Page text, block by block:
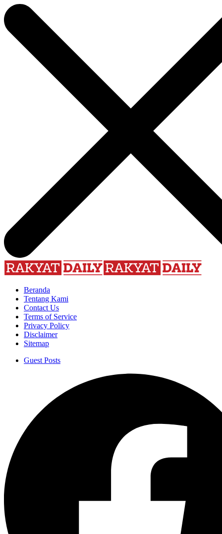
Beranda
Tentang Kami
Contact Us
Terms of Service
Privacy Policy
Disclaimer
Sitemap
Guest Posts